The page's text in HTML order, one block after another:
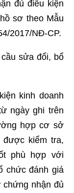
đủ điều kiện
sơ theo Mẫu
2017/NĐ-CP.
sửa đổi, bổ
kinh doanh
ngày ghi trên
hợp cơ sở
kiểm tra,
phù hợp với
chức đánh giá
nhận đủ